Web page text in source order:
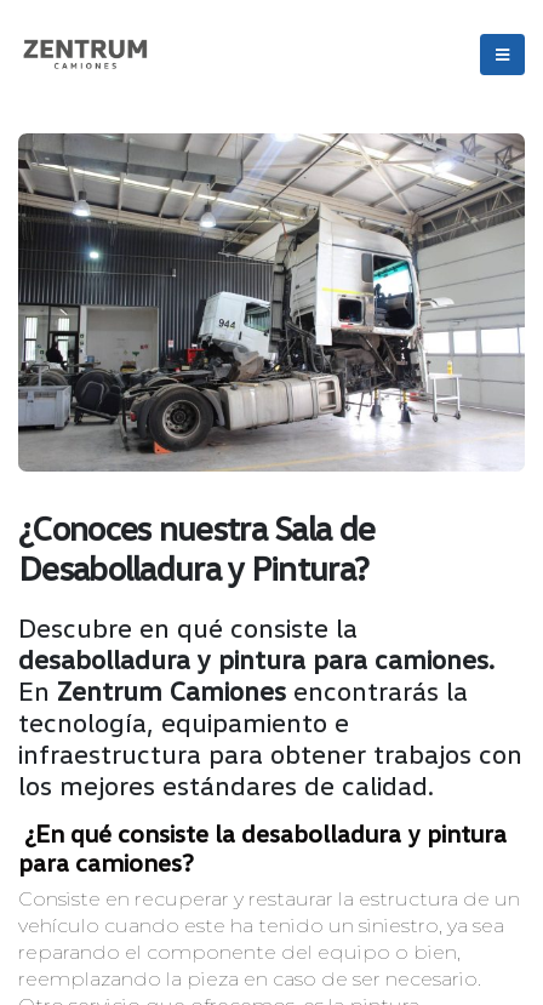
¿Conoces nuestra Sala de
Desabolladura y Pintura?
Descubre en qué consiste la
desabolladura y pintura para camiones.
En Zentrum Camiones encontrarás la
tecnología, equipamiento e
infraestructura para obtener trabajos con
los mejores estándares de calidad.
¿En qué consiste la desabolladura y pintura
para camiones?
Consiste en recuperar y restaurar la estructura de un
vehículo cuando este ha tenido un siniestro, ya sea
reparando el componente del equipo o bien,
reemplazando la pieza en caso de ser necesario.